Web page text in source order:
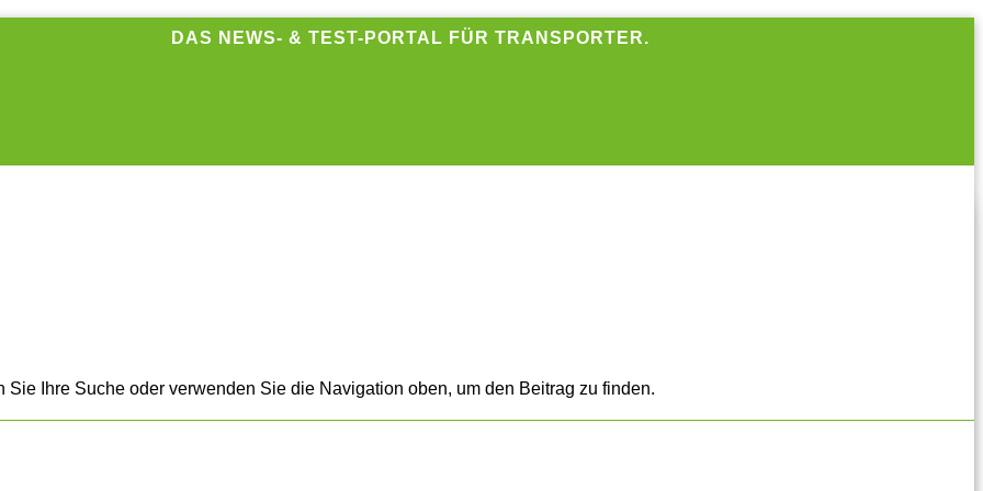
DAS NEWS- & TEST-PORTAL FÜR TRANSPORTER.
Ihre Suche oder verwenden Sie die Navigation oben, um den Beitrag zu finden.